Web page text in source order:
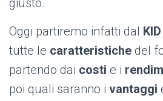
giusto.
Oggi partiremo infatti dal KID
tutte le caratteristiche del
partendo dai costi e i
poi quali saranno i vantaggi